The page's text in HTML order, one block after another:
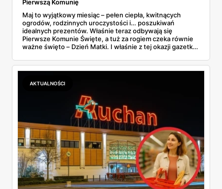
Pierwszą Komunię
Maj to wyjątkowy miesiąc – pełen ciepła, kwitnących
ogrodów, rodzinnych uroczystości i… poszukiwań
idealnych prezentów. Właśnie teraz odbywają się
Pierwsze Komunie Święte, a tuż za rogiem czeka równie
ważne święto – Dzień Matki. I właśnie z tej okazji gazetka
na słodko? A może drobny, ale uroczy upominek? Nie
trzeba szukać daleko. Wystarczy rzut oka na aktualną
To chodź, zobacz!
AKTUALNOŚCI